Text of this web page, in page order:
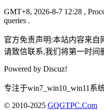
GMT+8, 2026-8-7 12:28 ,
queries .
官方免责声明:本站内容来自
请致信联系,我们将第一时间
Powered by Discuz!
专注于win7_win10_win11系
© 2010-2025 GQGTPC.Com